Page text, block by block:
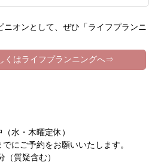
ニオンとして、ぜひ「ライフプランニ
くはライフプランニングへ⇒
水・木曜定休）
予約をお願いいたします。
質疑含む）